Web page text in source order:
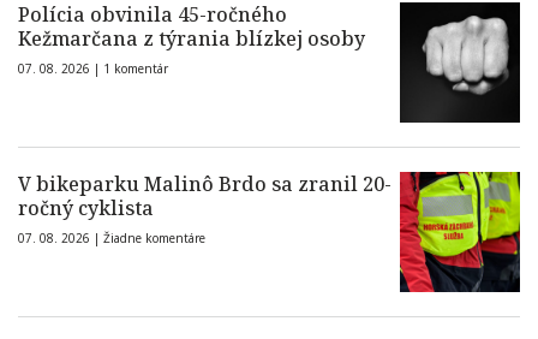
Polícia obvinila 45-ročného
Kežmarčana z týrania blízkej osoby
07. 08. 2026 | 1 komentár
V bikeparku Malinô Brdo sa zranil 20-
ročný cyklista
07. 08. 2026 | Žiadne komentáre